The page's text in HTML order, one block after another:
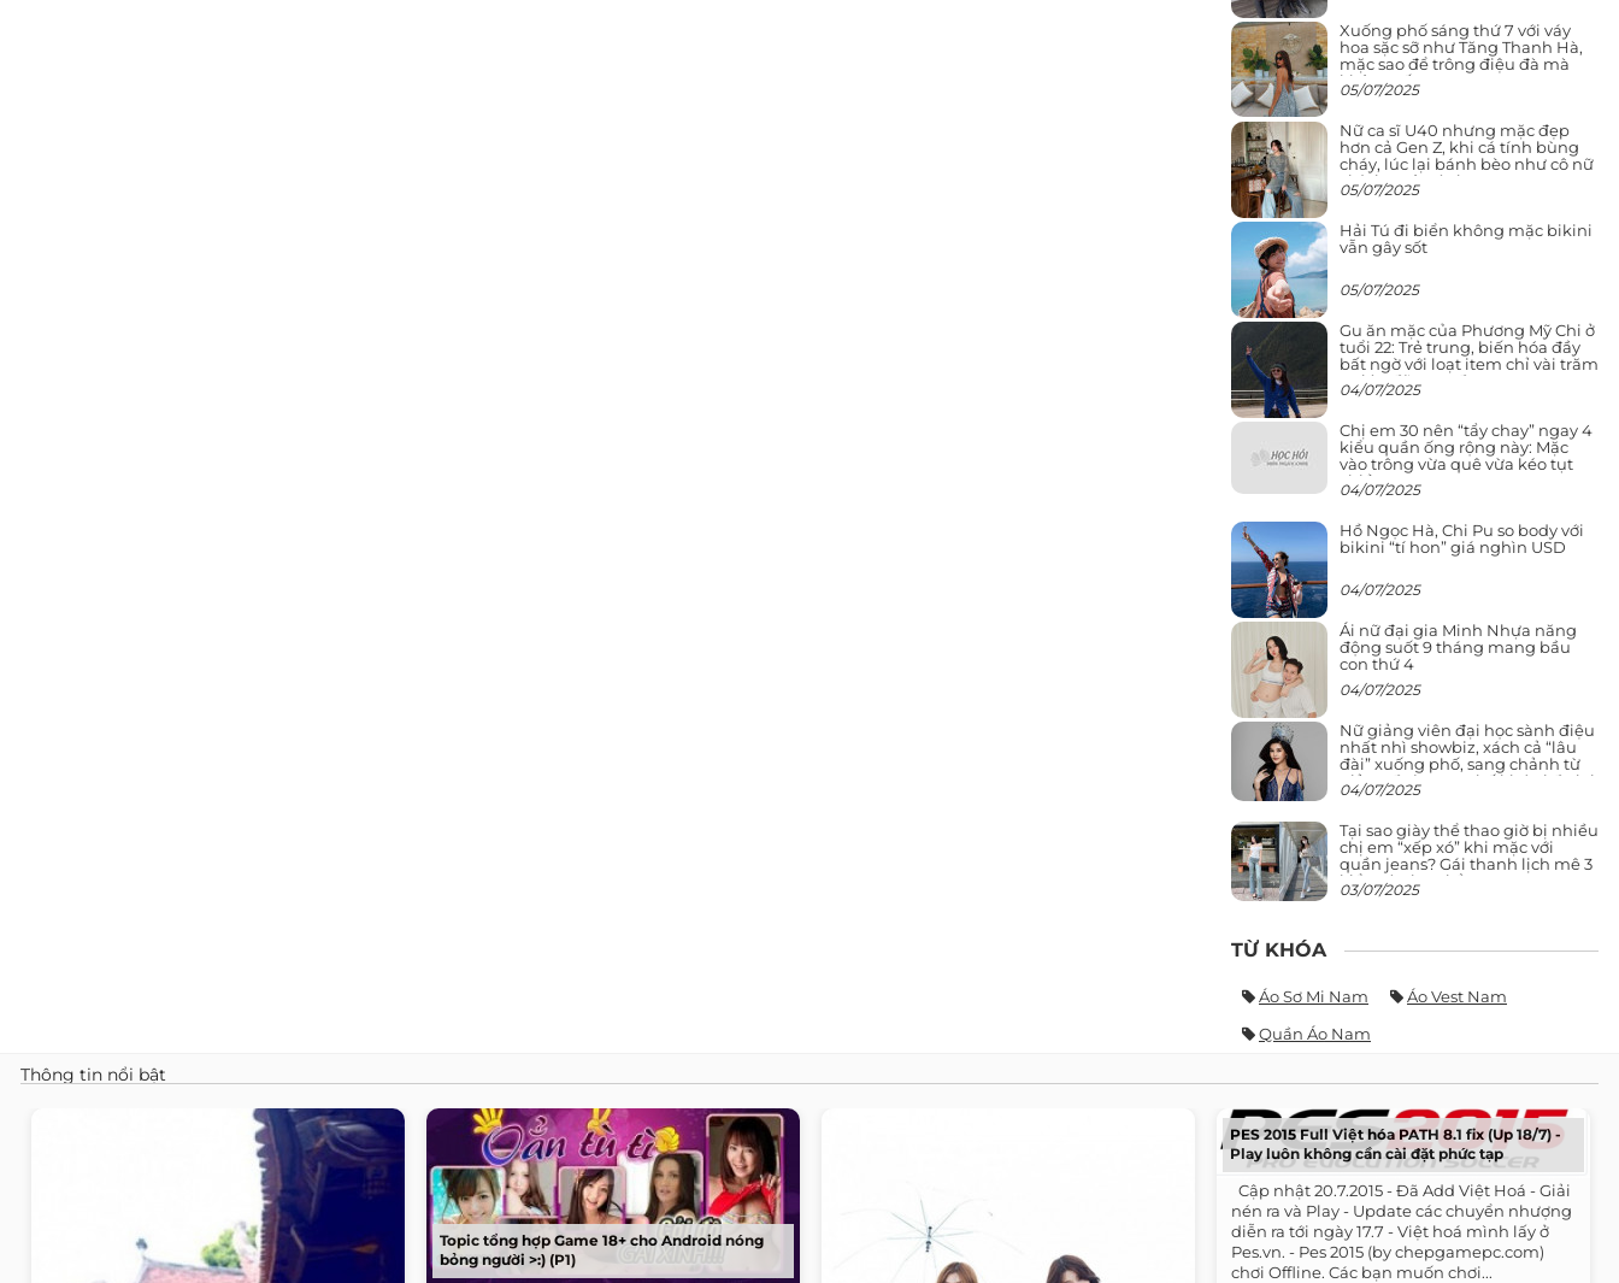
Xuống phố sáng thứ 7 với váy
hoa sặc sỡ như Tăng Thanh Hà,
mặc sao để trông điệu đà mà
không sến
05/07/2025
Nữ ca sĩ U40 nhưng mặc đẹp
hơn cả Gen Z, khi cá tính bùng
cháy, lúc lại bánh bèo như cô nữ
chính ngôn tình
05/07/2025
Hải Tú đi biển không mặc bikini
vẫn gây sốt
05/07/2025
Gu ăn mặc của Phương Mỹ Chi ở
tuổi 22: Trẻ trung, biến hóa đầy
bất ngờ với loạt item chỉ vài trăm
nghìn đã mua được
04/07/2025
Chị em 30 nên “tẩy chay” ngay 4
kiểu quần ống rộng này: Mặc
vào trông vừa quê vừa kéo tụt
chiều cao
04/07/2025
Hồ Ngọc Hà, Chi Pu so body với
bikini “tí hon” giá nghìn USD
04/07/2025
Ái nữ đại gia Minh Nhựa năng
động suốt 9 tháng mang bầu
con thứ 4
04/07/2025
Nữ giảng viên đại học sành điệu
nhất nhì showbiz, xách cả “lâu
đài” xuống phố, sang chảnh từ
giảng đường ra phố khó ai đọ lại
04/07/2025
Tại sao giày thể thao giờ bị nhiều
chị em “xếp xó” khi mặc với
quần jeans? Gái thanh lịch mê 3
kiểu này hơn hẳn
03/07/2025
TỪ KHÓA
Áo Sơ Mi Nam
Áo Vest Nam
Quần Áo Nam
Thông tin nổi bật
Topic tổng hợp Game 18+ cho Android nóng
bỏng người >:) (P1)
PES 2015 Full Việt hóa PATH 8.1 fix (Up 18/7) -
Play luôn không cần cài đặt phức tạp
​ ​ Cập nhật 20.7.2015 - Đã Add Việt Hoá - Giải
nén ra và Play - Update các chuyển nhượng
diễn ra tới ngày 17.7 - Việt hoá mình lấy ở
Pes.vn. - Pes 2015 (by chepgamepc.com)
chơi Offline. Các bạn muốn chơi...